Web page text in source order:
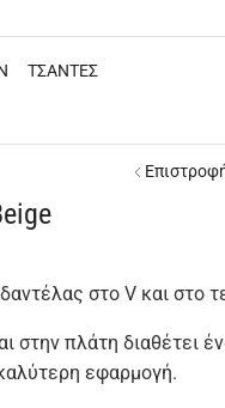
ΤΣΑΝΤΕΣ
στο V και στο
στην πλάτη διαθέτει
εφαρμογή.